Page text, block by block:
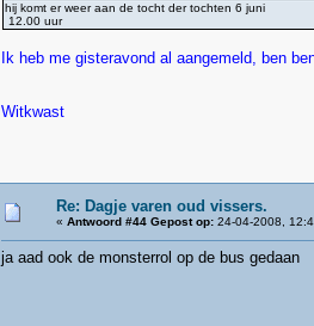
hij komt er weer aan de tocht der tochten 6 juni
12.00 uur
Ik heb me gisteravond al aangemeld, ben
Witkwast
Re: Dagje varen oud vissers.
« Antwoord #44 Gepost op:24-04-2008,
ja aad ook de monsterrol op de bus gedaan